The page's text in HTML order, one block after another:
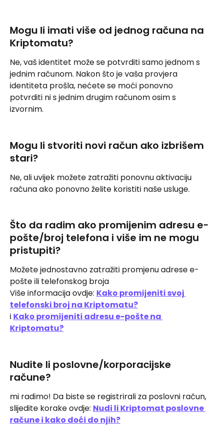
Mogu li imati više od jednog računa na
Kriptomatu?
Ne, vaš identitet može se potvrditi samo jednom s
jednim računom. Nakon što je vaša provjera
identiteta prošla, nećete se moći ponovno
potvrditi ni s jednim drugim računom osim s
izvornim.
Mogu li stvoriti novi račun ako izbrišem
stari?
Ne, ali uvijek možete zatražiti ponovnu aktivaciju
računa ako ponovno želite koristiti naše usluge.
Što da radim ako promijenim adresu e-
pošte/broj telefona i više im ne mogu
pristupiti?
Možete jednostavno zatražiti promjenu adrese e-
pošte ili telefonskog broja
Više informacija ovdje: Kako promijeniti svoj
telefonski broj na Kriptomatu?
i Kako promijeniti adresu e-pošte na
Kriptomatu?
Nudite li poslovne/korporacijske
račune?
mi radimo! Da biste se registrirali za poslovni račun,
slijedite korake ovdje: Nudi li Kriptomat poslovne
račune i kako doći do njih?